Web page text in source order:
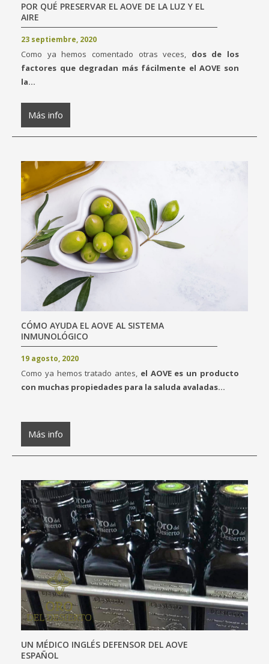
POR QUÉ PRESERVAR EL AOVE DE LA LUZ Y EL
AIRE
23 septiembre, 2020
Como ya hemos comentado otras veces, dos de los
factores que degradan más fácilmente el AOVE son
la...
Más info
CÓMO AYUDA EL AOVE AL SISTEMA
INMUNOLÓGICO
19 agosto, 2020
Como ya hemos tratado antes, el AOVE es un producto
con muchas propiedades para la saluda avaladas...
Más info
UN MÉDICO INGLÉS DEFENSOR DEL AOVE
ESPAÑOL